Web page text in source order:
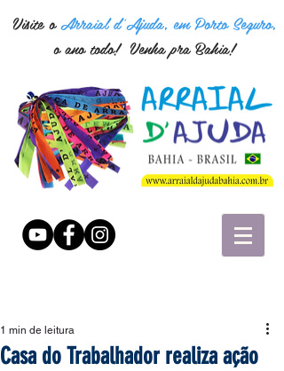
Visite oArraial d'Ajuda, em Porto Seguro,
o ano todo! Venha pra Bahia!
Casa do Trabalhador realiza ação
1 min de leitura